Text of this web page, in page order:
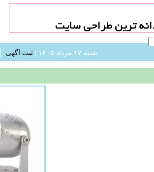
شنبه ۱۷ مرداد ۱۴۰۵ | ثبت آگهی